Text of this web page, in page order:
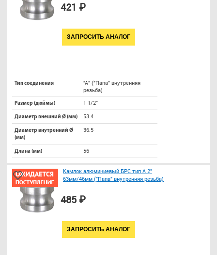
421 ₽
ЗАПРОСИТЬ АНАЛОГ
Тип соединения
"A" ("Папа" внутренняя
резьба)
Размер (дюймы) 1 1/2"
Диаметр внешний Ø (мм) 53.4
Диаметр внутренний Ø
(мм)
36.5
Длина (мм) 56
Камлок алюминиевый БРС тип A 2"
63мм/46мм ("Папа" внутренняя резьба)
485 ₽
ЗАПРОСИТЬ АНАЛОГ